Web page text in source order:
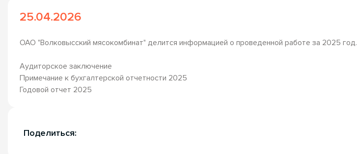
25.04.2026
ОАО "Волковысский мясокомбинат" делится информацией о проведенной работе за 2025 год.
Аудиторское заключение
Примечание к бухгалтерской отчетности 2025
Годовой отчет 2025
Поделиться: